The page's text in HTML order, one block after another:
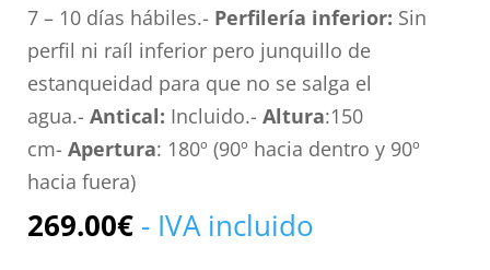
7 – 10 días hábiles.- Perfilería inferior: Sin
perfil ni raíl inferior pero junquillo de
estanqueidad para que no se salga el
agua.- Antical: Incluido.- Altura:150
cm- Apertura: 180º (90º hacia dentro y 90º
hacia fuera)
269.00€ - IVA incluido